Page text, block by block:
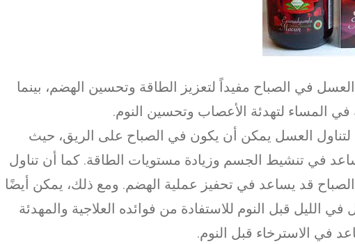
العسل في الصباح مفيداً لتعزيز الطاقة وتحسين الهضم، بينما
في المساء لتهدئة الأعصاب وتحسين النوم.
العسل يمكن أن يكون في الصباح على الريق، حيث
في تنشيط الجسم وزيادة مستويات الطاقة. كما أن تناول
قد يساعد في تحفيز عملية الهضم. ومع ذلك، يمكن أيضًا
في الليل قبل النوم للاستفادة من فوائده العلاجية والمهدئة
في الاسترخاء قبل النوم.